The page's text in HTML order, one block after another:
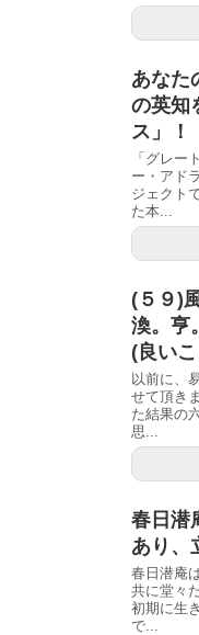
あなた
の英知
ス」
「グレー
ー・アド
ジェクト
た本...
(５９)
渙。亨
(良い
以前に、
せて頂き
た結果の
思...
春日潜
あり、
春日潜庵
共に堂々
初期に生
で...